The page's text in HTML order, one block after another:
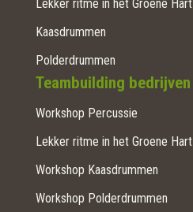
Lekker ritme in het Groene Hart
Kaasdrummen
Polderdrummen
Teambuilding bedrijven
Workshop Percussie
Lekker ritme in het Groene Hart
Workshop Kaasdrummen
Workshop Polderdrummen